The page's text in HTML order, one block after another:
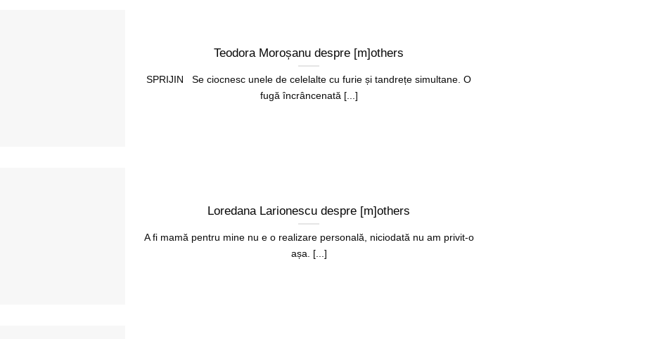
Teodora Moroșanu despre [m]others
SPRIJIN Se ciocnesc unele de celelalte cu furie și tandrețe simultane. O
fugă încrâncenată [...]
Loredana Larionescu despre [m]others
A fi mamă pentru mine nu e o realizare personală, niciodată nu am privit-o
așa. [...]